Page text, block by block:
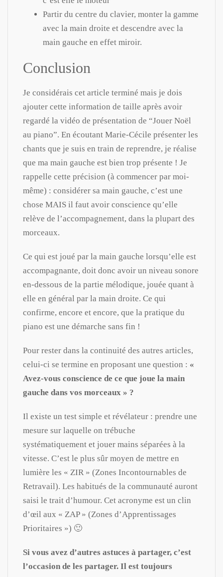
Partir du centre du clavier, monter la gamme
avec la main droite et descendre avec la
main gauche en effet miroir.
Conclusion
Je considérais cet article terminé mais je dois
ajouter cette information de taille après avoir
regardé la vidéo de présentation de “Jouer Noël
au piano”. En écoutant Marie-Cécile présenter les
chants que je suis en train de reprendre, je réalise
que ma main gauche est bien trop présente ! Je
rappelle cette précision (à commencer par moi-
même) : considérer sa main gauche, c’est une
chose MAIS il faut avoir conscience qu’elle
relève de l’accompagnement, dans la plupart des
morceaux.
Ce qui est joué par la main gauche lorsqu’elle est
accompagnante, doit donc avoir un niveau sonore
en-dessous de la partie mélodique, jouée quant à
elle en général par la main droite. Ce qui
confirme, encore et encore, que la pratique du
piano est une démarche sans fin !
Pour rester dans la continuité des autres articles,
celui-ci se termine en proposant une question : «
Avez-vous conscience de ce que joue la main
gauche dans vos morceaux » ?
Il existe un test simple et révélateur : prendre une
mesure sur laquelle on trébuche
systématiquement et jouer mains séparées à la
vitesse. C’est le plus sûr moyen de mettre en
lumière les « ZIR » (Zones Incontournables de
Retravail). Les habitués de la communauté auront
saisi le trait d’humour. Cet acronyme est un clin
d’œil aux « ZAP » (Zones d’Apprentissages
Prioritaires ») 🙂
Si vous avez d’autres astuces à partager, c’est
l’occasion de les partager. Il est toujours